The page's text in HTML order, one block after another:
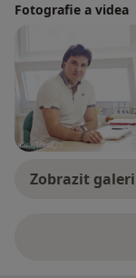
Fotografie a videa
Zobrazit